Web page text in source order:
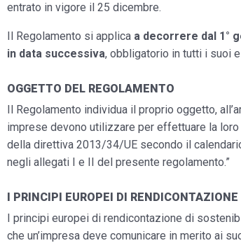
entrato in vigore il 25 dicembre.
Il Regolamento si applica a decorrere dal 1°
in data successiva, obbligatorio in tutti i suoi
OGGETTO DEL REGOLAMENTO
Il Regolamento individua il proprio oggetto,
imprese devono utilizzare per effettuare la
della direttiva 2013/34/UE secondo il
negli allegati I e II del presente regolamento.”
I PRINCIPI EUROPEI DI
I principi europei di rendicontazione di
che un’impresa deve comunicare in merito ai